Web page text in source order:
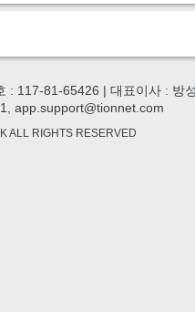
: 117-81-65426 | 대표이사 : 방
app.support@tionnet.com
ALL RIGHTS RESERVED